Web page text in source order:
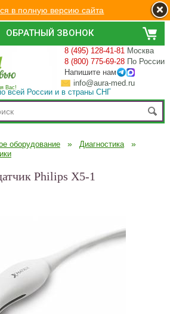
ОБРАТНЫЙ ЗВОНОК
Вас!
8 (495) 128-41-81 Москва
8 (800) 775-69-28 По России
Напишите нам
info@aura-med.ru
всей России и в страны СНГ
оборудование » Диагностика »
Philips X5-1
в полную версию сайта